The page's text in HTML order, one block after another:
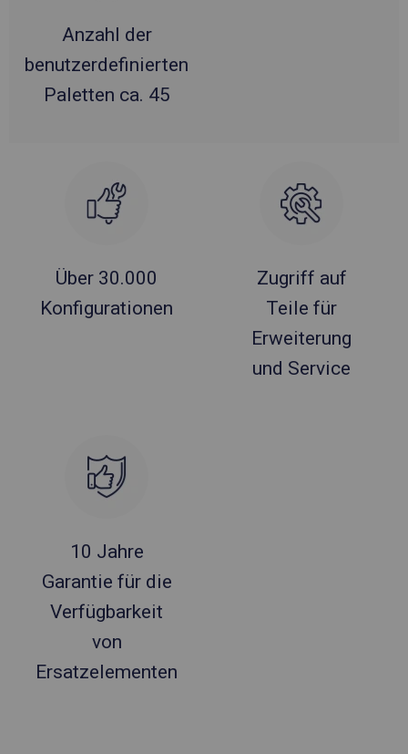
Anzahl der
benutzerdefinierten
Paletten ca. 45
Über 30.000
Konfigurationen
Zugriff auf
Teile für
Erweiterung
und Service
10 Jahre
Garantie für die
Verfügbarkeit
von
Ersatzelementen